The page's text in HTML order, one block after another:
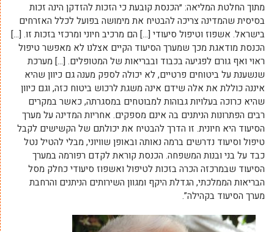
מתוך החלטת המליאה: ״הכנסת קובעת כי הזכות להזדקן הינה זכות
בסיסית שהמדינה צריכה להבטיח את מימושה בפועל לכלל האזרחים
בישראל. אשפוז וטיפול סיעודי […] הם מרכיב חיוני ומרכזי בזכות זו. […]
הכנסת מודאגת מכך שמערך הסיעוד הקיים אצלנו לא מאפשר טיפול
ראוי ואף גורם לפגיעה בכבוד ובבריאות של המטופלים. […] מערכת
שנשענת על ביטוחים פרטיים, לא יכולה לספק מענה גם כיוון שהיא
איננה כוללת את אלה שידם אינה משגת לרכוש ביטוח כזה, וגם כיוון
שהיא כרוכה בעלויות גבוהות למבוטחים במסגרתה, כאשר במקרים
רבים הפתרונות הניתנים בה אינם מספקים. אחריות המדינה על מערך
הסיעוד היא חיונית. זו הדרך להבטיח את יכולתם של הקשישים לקבל
טיפול וסיעוד נדרשים ברמה נאותה ובאופן שוויוני, מבלי להטיל נטל
כבד על בני ובנות המשפחה. הכנסת קוראת לקדם רפורמה במערך
הסיעוד שבמרכזה הכרה בזכות לטיפול ואשפוז סיעודי כחלק מסל
הבריאות הממלכתי, הגדלת היקף ומגוון השירותים הניתנים והרחבת
מערך הסיעוד בקהילה”.